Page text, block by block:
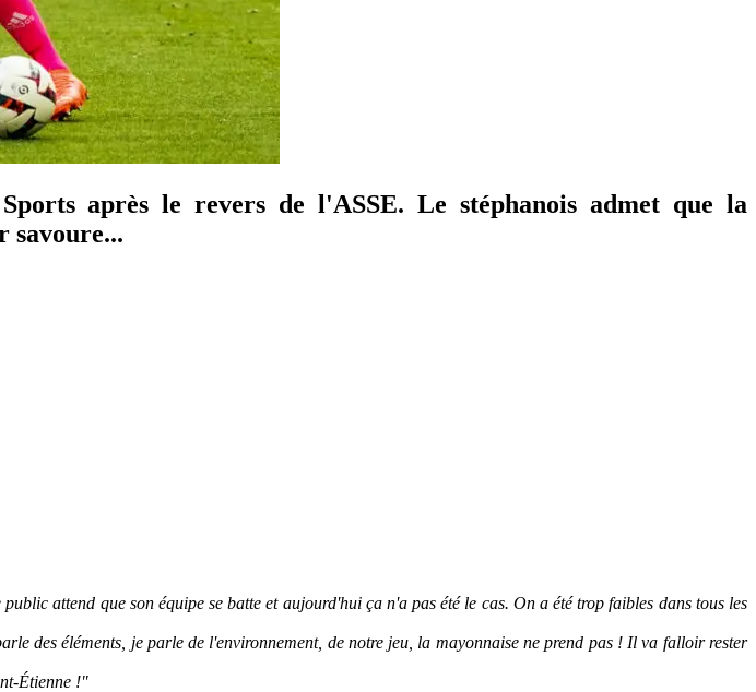
après le revers de l'ASSE. Le stéphanois admet que la
savoure...
attend que son équipe se batte et aujourd'hui ça n'a pas été le cas. On a été trop faibles dans tous les
des éléments, je parle de l'environnement, de notre jeu, la mayonnaise ne prend pas ! Il va falloir rester
Étienne !"